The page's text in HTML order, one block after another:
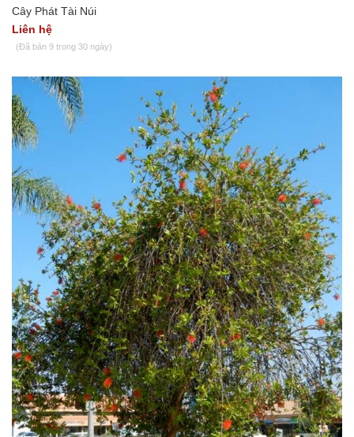
Cây Phát Tài Núi
Liên hệ
(Đã bán 9 trong 30 ngày)